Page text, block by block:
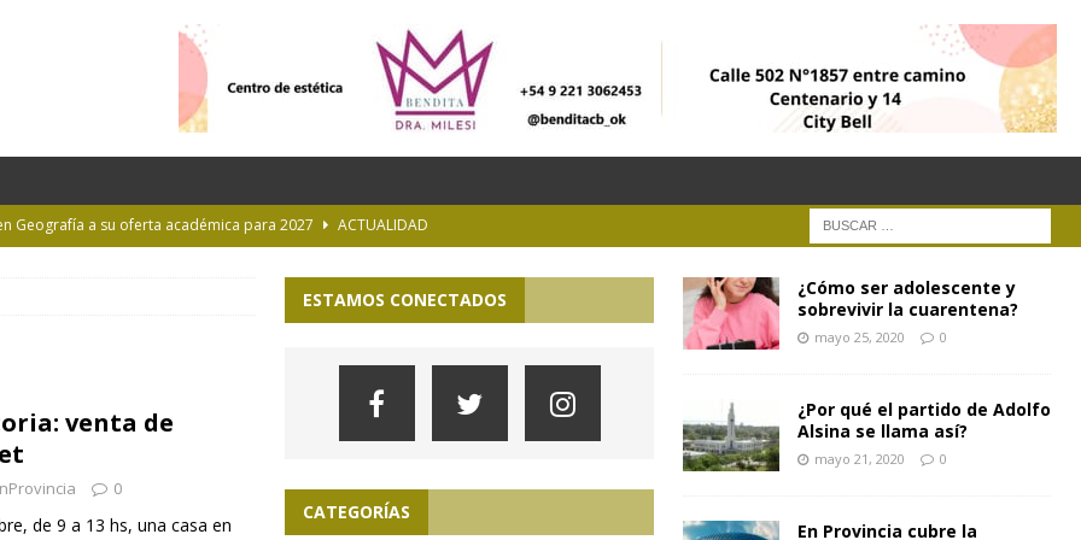
Geografía a su oferta académica para 2027
ACTUALIDAD
Provincia hasta el 13 de agosto de 2026
venta de
0
de 9 a 13 hs, una casa en
ESTAMOS CONECTADOS
CATEGORÍAS
¿Cómo ser adolescente y
sobrevivir la cuarentena?
mayo 25, 2020 0
¿Por qué el partido de Adolfo
Alsina se llama así?
mayo 21, 2020 0
En Provincia cubre la